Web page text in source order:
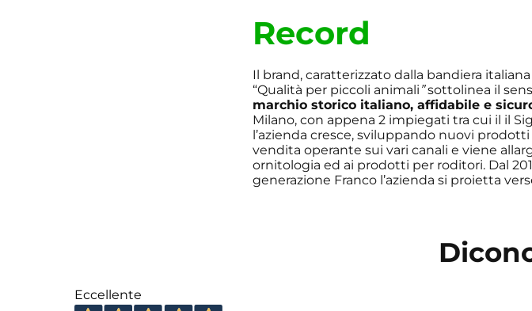
Record
Il brand, caratterizzato dalla bandiera italiana
“Qualità per piccoli animali ”sottolinea il
marchio storico italiano, affidabile e
Milano, con appena 2 impiegati tra cui il il
l’azienda cresce, sviluppando nuovi
vendita operante sui vari canali e viene
ornitologia ed ai prodotti per roditori. Dal
generazione Franco l’azienda si proietta
Eccellente